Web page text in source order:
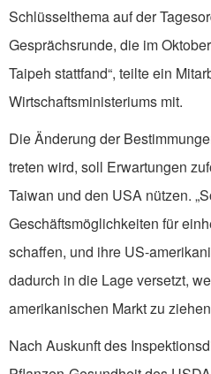
Schlüsselthema auf der
Gesprächsrunde, die im
Taipeh stattfand“, teilte ein
Wirtschaftsministeriums mit.
Die Änderung der
treten wird, soll Erwartungen
Taiwan und den USA nützen.
Geschäftsmöglichkeiten für
schaffen, und ihre US-
dadurch in die Lage versetzt,
amerikanischen Markt zu
Nach Auskunft des